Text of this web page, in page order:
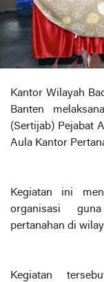
Kantor Wilayah
Banten
(Sertijab) Pejabat
Aula Kantor
Kegiatan ini
organisasi
pertanahan di
Kegiatan